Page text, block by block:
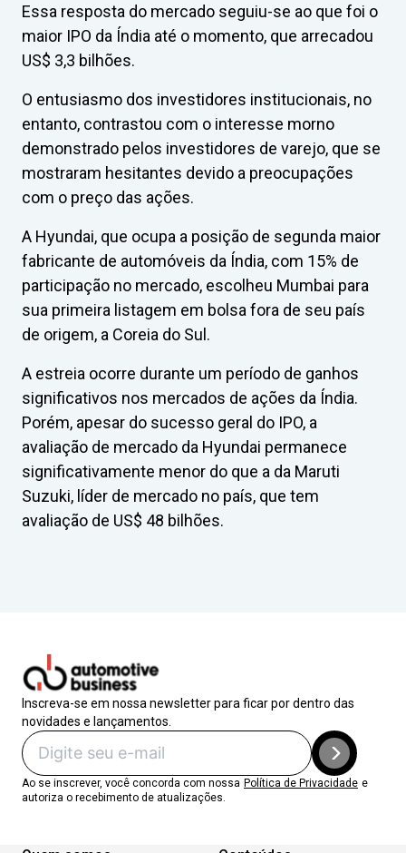
Essa resposta do mercado seguiu-se ao que foi o
maior IPO da Índia até o momento, que arrecadou
US$ 3,3 bilhões.
O entusiasmo dos investidores institucionais, no
entanto, contrastou com o interesse morno
demonstrado pelos investidores de varejo, que se
mostraram hesitantes devido a preocupações
com o preço das ações.
A Hyundai, que ocupa a posição de segunda maior
fabricante de automóveis da Índia, com 15% de
participação no mercado, escolheu Mumbai para
sua primeira listagem em bolsa fora de seu país
de origem, a Coreia do Sul.
A estreia ocorre durante um período de ganhos
significativos nos mercados de ações da Índia.
Porém, apesar do sucesso geral do IPO, a
avaliação de mercado da Hyundai permanece
significativamente menor do que a da Maruti
Suzuki, líder de mercado no país, que tem
avaliação de US$ 48 bilhões.
Inscreva-se em nossa newsletter para ficar por dentro das
novidades e lançamentos.
Ao se inscrever, você concorda com nossa Política de Privacidade e
autoriza o recebimento de atualizações.